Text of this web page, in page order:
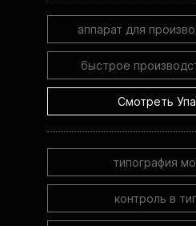
аппарат для
быстрое
Смотреть
типография
контроль в